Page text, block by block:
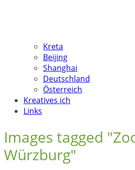
Kreta
Beijing
Shanghai
Deutschland
Österreich
Kreatives ich
Links
Images tagged
Würzburg"